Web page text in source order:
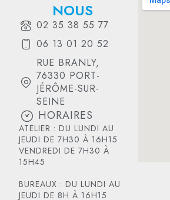
NOUS
02 35 38 55 77
06 13 01 20 52
RUE BRANLY,
76330 PORT-
JÉRÔME-SUR-
SEINE
HORAIRES
ATELIER : DU LUNDI AU
JEUDI DE 7H30 À 16H15
VENDREDI DE 7H30 À
15H45
BUREAUX : DU LUNDI AU
JEUDI DE 8H À 16H15